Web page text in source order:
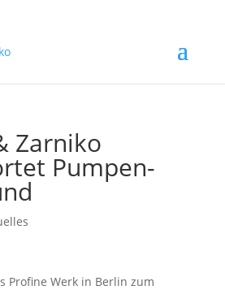
Zarniko
Pumpen-
Profine Werk in Berlin zum